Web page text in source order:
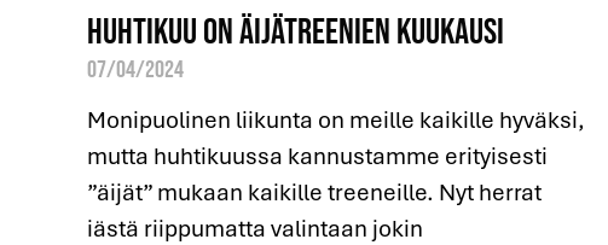
Huhtikuu on Äijätreenien kuukausi
07/04/2024
Monipuolinen liikunta on meille kaikille hyväksi,
mutta huhtikuussa kannustamme erityisesti
”äijät” mukaan kaikille treeneille. Nyt herrat
iästä riippumatta valintaan jokin